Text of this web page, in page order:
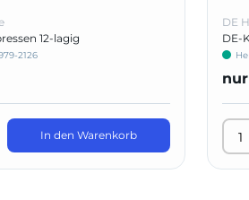
12-lagig
2126
In den Warenkorb
DE
DE-
nur